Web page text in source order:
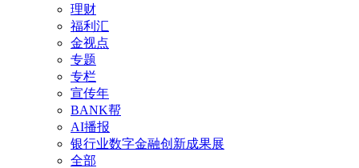
理财
福利汇
金视点
专题
专栏
宣传年
BANK帮
AI播报
银行业数字金融创新成果展
全部